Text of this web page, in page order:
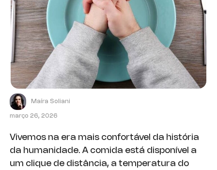
Maíra Soliani
março 26, 2026
Vivemos na era mais confortável da história
da humanidade. A comida está disponível a
um clique de distância, a temperatura do